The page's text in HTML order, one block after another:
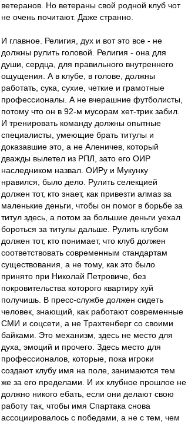
ветеранов. Но ветераны свой родной клуб чот
не очень почитают. Даже странно.
И главное. Религия, дух и вот это все - не
должны рулить головой. Религия - она для
души, сердца, для правильного внутреннего
ощущения. А в клубе, в голове, должны
работать, сука, сухие, четкие и грамотные
профессионалы. А не вчерашние футболисты,
потому что он в 92-м мусорам хет-трик забил.
И тренировать команду должны опытные
специалисты, умеющие брать титулы и
доказавшие это, а не Аленичев, который
дважды вылетел из РПЛ, зато его ОИР
наследником назвал. ОИРу и Мукунку
нравился, было дело. Рулить селекцией
должен тот, кто знает, как привезти алмаз за
маленькие деньги, чтобы он помог в борьбе за
титул здесь, а потом за большие деньги уехал
бороться за титулы дальше. Рулить клубом
должен тот, кто понимает, что клуб должен
соответствовать современным стандартам
существования, а не тому, как это было
принято при Николай Петровиче, без
покровительства которого квартиру хуй
получишь. В пресс-службе должен сидеть
человек, знающий, как работают современные
СМИ и соцсети, а не Трахтенберг со своими
байками. Это механизм, здесь не место для
духа, эмоций и прочего. Здесь место для
профессионалов, которые, пока игроки
создают клубу имя на поле, занимаются тем
же за его пределами. И их клубное прошлое не
должно никого ебать, если они делают свою
работу так, чтобы имя Спартака снова
ассоциировалось с победами, а не с тем, чем